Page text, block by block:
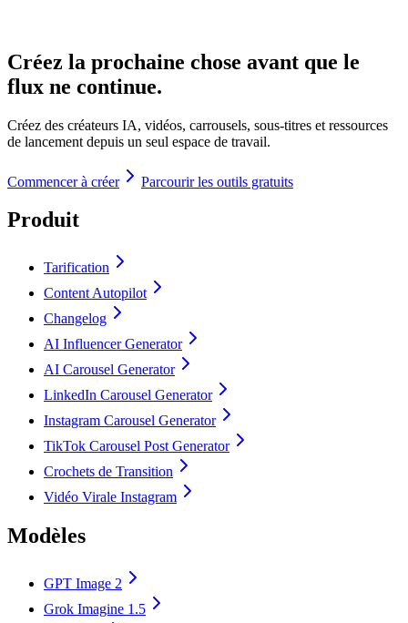
Créez la prochaine chose avant que le
flux ne continue.
Créez des créateurs IA, vidéos, carrousels, sous-titres et ressources
de lancement depuis un seul espace de travail.
Commencer à créer Parcourir les outils gratuits
Produit
Tarification
Content Autopilot
Changelog
AI Influencer Generator
AI Carousel Generator
LinkedIn Carousel Generator
Instagram Carousel Generator
TikTok Carousel Post Generator
Crochets de Transition
Vidéo Virale Instagram
Modèles
GPT Image 2
Grok Imagine 1.5